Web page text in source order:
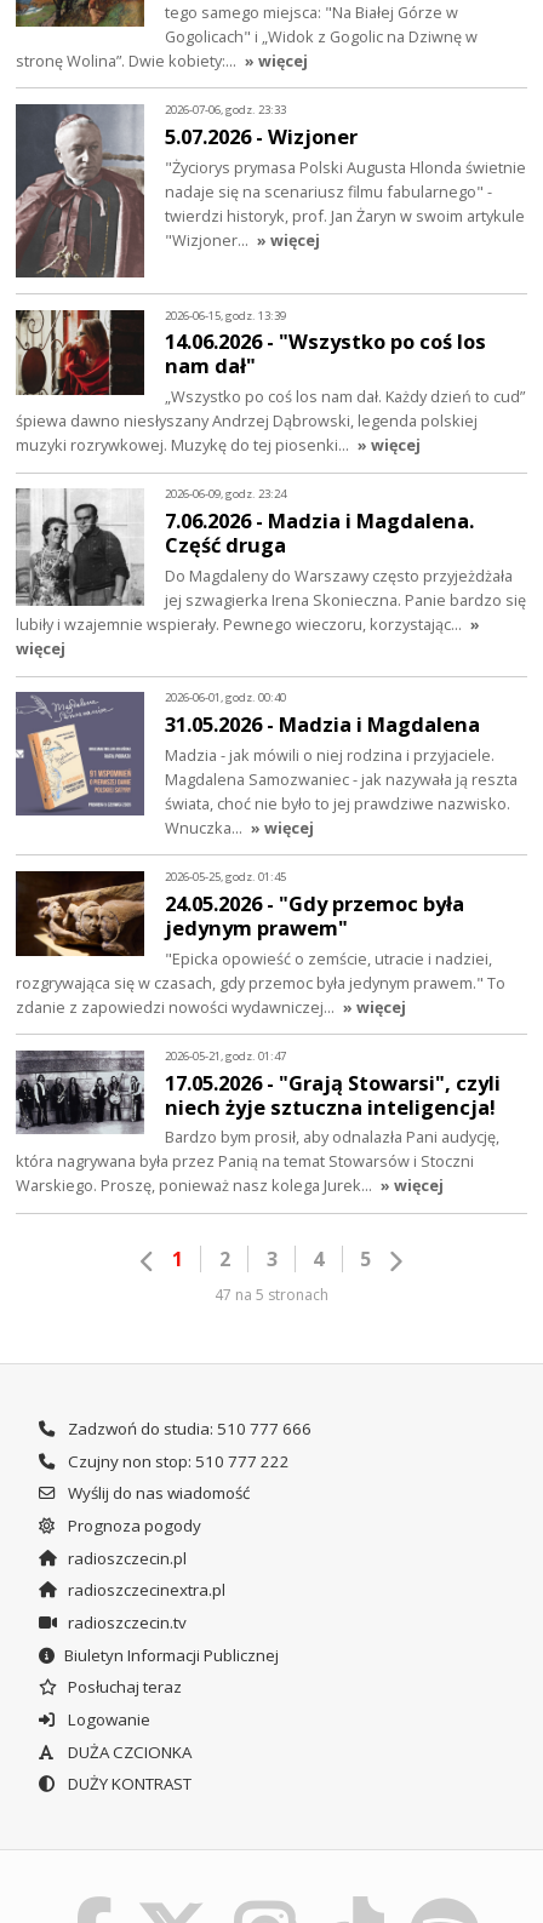
tego samego miejsca: "Na Białej Górze w
Gogolicach" i „Widok z Gogolic na Dziwnę w
stronę Wolina”. Dwie kobiety:… » więcej
2026-07-06, godz. 23:33
5.07.2026 - Wizjoner
"Życiorys prymasa Polski Augusta Hlonda świetnie
nadaje się na scenariusz filmu fabularnego" -
twierdzi historyk, prof. Jan Żaryn w swoim artykule
"Wizjoner… » więcej
2026-06-15, godz. 13:39
14.06.2026 - "Wszystko po coś los
nam dał"
„Wszystko po coś los nam dał. Każdy dzień to cud”
śpiewa dawno niesłyszany Andrzej Dąbrowski, legenda polskiej
muzyki rozrywkowej. Muzykę do tej piosenki… » więcej
2026-06-09, godz. 23:24
7.06.2026 - Madzia i Magdalena.
Część druga
Do Magdaleny do Warszawy często przyjeżdżała
jej szwagierka Irena Skonieczna. Panie bardzo się
lubiły i wzajemnie wspierały. Pewnego wieczoru, korzystając… »
więcej
2026-06-01, godz. 00:40
31.05.2026 - Madzia i Magdalena
Madzia - jak mówili o niej rodzina i przyjaciele.
Magdalena Samozwaniec - jak nazywała ją reszta
świata, choć nie było to jej prawdziwe nazwisko.
Wnuczka… » więcej
2026-05-25, godz. 01:45
24.05.2026 - "Gdy przemoc była
jedynym prawem"
"Epicka opowieść o zemście, utracie i nadziei,
rozgrywająca się w czasach, gdy przemoc była jedynym prawem." To
zdanie z zapowiedzi nowości wydawniczej… » więcej
2026-05-21, godz. 01:47
17.05.2026 - "Grają Stowarsi", czyli
niech żyje sztuczna inteligencja!
Bardzo bym prosił, aby odnalazła Pani audycję,
która nagrywana była przez Panią na temat Stowarsów i Stoczni
Warskiego. Proszę, ponieważ nasz kolega Jurek… » więcej
1 2 3 4 5
47 na 5 stronach
Zadzwoń do studia: 510 777 666
Czujny non stop: 510 777 222
Wyślij do nas wiadomość
Prognoza pogody
radioszczecin.pl
radioszczecinextra.pl
radioszczecin.tv
Biuletyn Informacji Publicznej
Posłuchaj teraz
Logowanie
DUŻA CZCIONKA
DUŻY KONTRAST